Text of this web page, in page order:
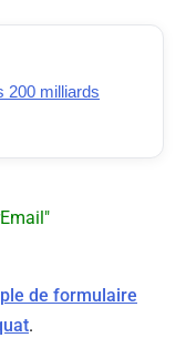
200 milliards
de formulaire
.